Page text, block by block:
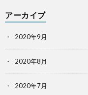
アーカイブ
2020年9月
2020年8月
2020年7月